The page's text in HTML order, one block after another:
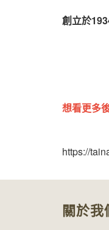
創立於
想看更多
https://
關於我